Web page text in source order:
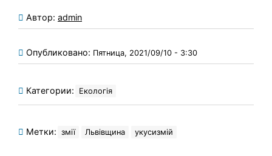
Автор: admin
Опубликовано: Пятница, 2021/09/10 - 3:30
Категории: Екологія
Метки: змії Львівщина укусизмій